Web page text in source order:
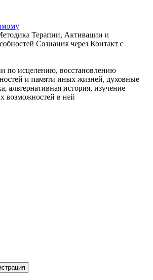
Терапии, Активации и
Сознания через Контакт с
по исцелению, восстановлению
и памяти иных жизней, духовные
альтернативная история, изучение
возможностей в ней